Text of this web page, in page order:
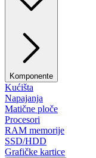
Komponente
Kućišta
Napajanja
Matične ploče
Procesori
RAM memorije
SSD/HDD
Grafičke kartice